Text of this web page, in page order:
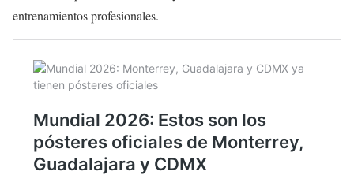
entrenamientos profesionales.